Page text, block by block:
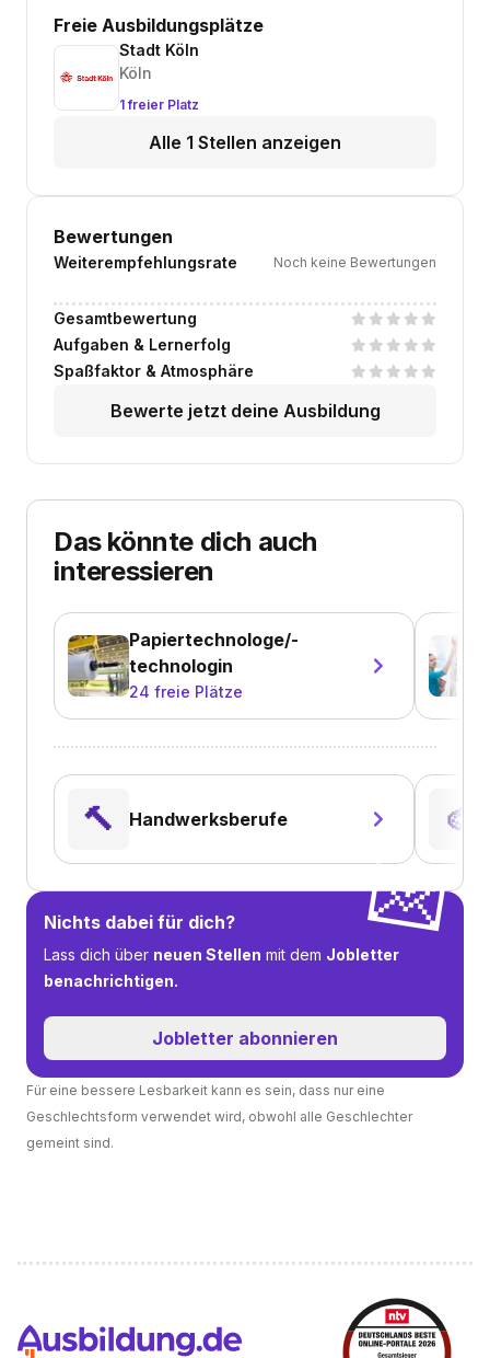
Freie Ausbildungsplätze
Stadt Köln
Köln
1 freier Platz
Alle 1 Stellen anzeigen
Bewertungen
Weiterempfehlungsrate Noch keine Bewertungen
Gesamtbewertung
Aufgaben & Lernerfolg
Spaßfaktor & Atmosphäre
Bewerte jetzt deine Ausbildung
Das könnte dich auch
interessieren
Papiertechnologe/-
technologin
24 freie Plätze
🔨 Handwerksberufe 🎨
💌
Nichts dabei für dich?
Lass dich über neuen Stellen mit dem Jobletter
benachrichtigen.
Jobletter abonnieren
Für eine bessere Lesbarkeit kann es sein, dass nur eine
Geschlechtsform verwendet wird, obwohl alle Geschlechter
gemeint sind.